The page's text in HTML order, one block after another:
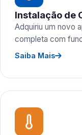
Instalação de
Adquiriu um novo
completa com
Saiba Mais